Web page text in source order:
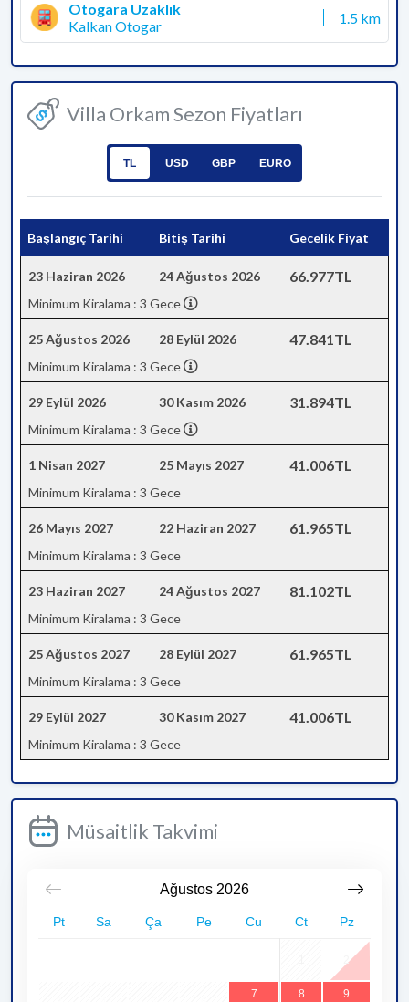
Otogara Uzaklık
Kalkan Otogar
1.5 km
Villa Orkam Sezon Fiyatları
TL USD GBP EURO
Başlangıç Tarihi Bitiş Tarihi Gecelik Fiyat
23 Haziran 2026 24 Ağustos 2026 66.977TL
Minimum Kiralama : 3 Gece
25 Ağustos 2026 28 Eylül 2026 47.841TL
Minimum Kiralama : 3 Gece
29 Eylül 2026 30 Kasım 2026 31.894TL
Minimum Kiralama : 3 Gece
1 Nisan 2027 25 Mayıs 2027 41.006TL
Minimum Kiralama : 3 Gece
26 Mayıs 2027 22 Haziran 2027 61.965TL
Minimum Kiralama : 3 Gece
23 Haziran 2027 24 Ağustos 2027 81.102TL
Minimum Kiralama : 3 Gece
25 Ağustos 2027 28 Eylül 2027 61.965TL
Minimum Kiralama : 3 Gece
29 Eylül 2027 30 Kasım 2027 41.006TL
Minimum Kiralama : 3 Gece
Müsaitlik Takvimi
Ağustos 2026
Pt Sa Ça Pe Cu Ct Pz
2
7 8 9